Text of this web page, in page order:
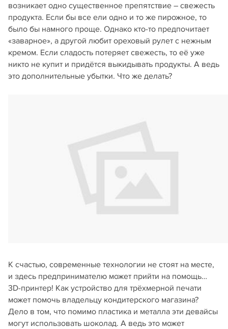
возникает одно существенное препятствие – свежесть
продукта. Если бы все ели одно и то же пирожное, то
было бы намного проще. Однако кто-то предпочитает
«заварное», а другой любит ореховый рулет с нежным
кремом. Если сладость потеряет свежесть, то её уже
никто не купит и придётся выкидывать продукты. А ведь
это дополнительные убытки. Что же делать?
К счастью, современные технологии не стоят на месте,
и здесь предпринимателю может прийти на помощь…
3D-принтер! Как устройство для трёхмерной печати
может помочь владельцу кондитерского магазина?
Дело в том, что помимо пластика и металла эти девайсы
могут использовать шоколад. А ведь это может